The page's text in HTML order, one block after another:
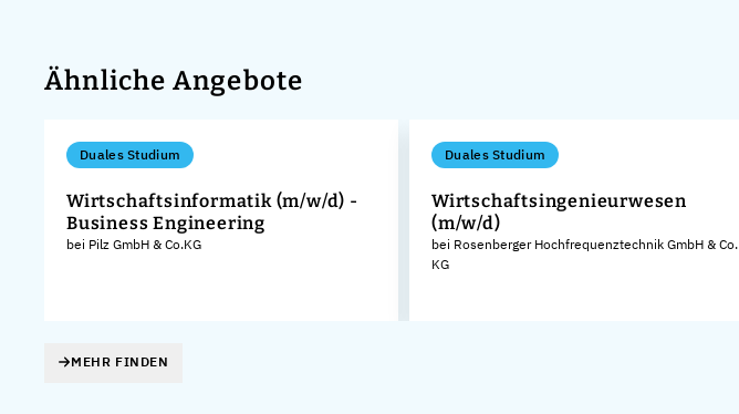
Ähnliche Angebote
Duales Studium
Wirtschaftsinformatik (m/w/d) -
Business Engineering
bei Pilz GmbH & Co.KG
Duales Studium
Wirtschaftsingenieurwesen
(m/w/d)
bei Rosenberger Hochfrequenztechnik GmbH & Co.
KG
MEHR FINDEN